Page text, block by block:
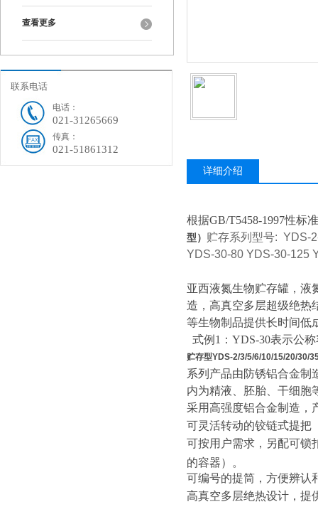
查看更多
联系电话
电话：
021-31265669
传真：
021-51861312
详细介绍
根据GB/T5458-1997性标
型） 贮存系列型号: YDS-
YDS-30-80 YDS-30-125
亚西液氮生物贮存罐，液
造，高真空多层超级绝热
等生物制品提供长时间低
式例 1 ： YDS-30表示公
贮存型YDS-2/3/5/6/10/15/20/30/
系列产品由防锈铝合金制
内为精液、胚胎、干细胞
采用高强度铝合金制造，
可灵活转动的铰链式提把
可按用户需求，另配可锁
的容器）。
可编号的提筒，方便辨认
高真空多层绝热设计，提